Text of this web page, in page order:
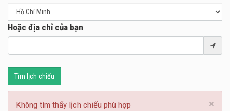
Hoặc địa chỉ của bạn
Tìm lịch chiếu
×
Không tìm thấy lịch chiếu phù hợp